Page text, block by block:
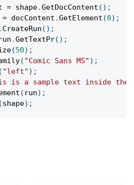
= shape.GetDocContent ( ) ;
= docContent .GetElement (0) ;
. CreateRun ( ) ;
.GetTextPr( ) ;
(50) ;
( "Comic Sans MS" ) ;
( "left" ) ;
is a sample text inside the
( run) ;
(shape) ;